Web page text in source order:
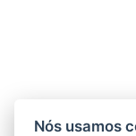
Nós usamos